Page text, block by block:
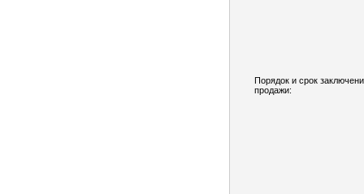
Порядок и срок
продажи: